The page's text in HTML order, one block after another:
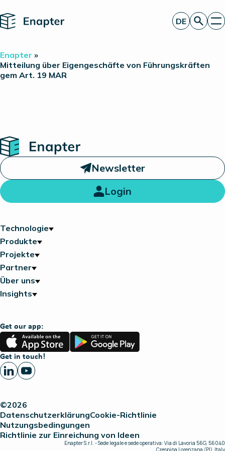
Home
Technologie
Produkte
DE
Enapter »
Mitteilung über Eigengeschäfte von Führungskräften
gem Art. 19 MAR
Home
Newsletter
Login
Technologie
Produkte
Projekte
Partner
Über uns
Insights
Get our app:
App
Store
Google
Play
Get in touch!
©2026
DatenschutzerklärungCookie-Richtlinie
Nutzungsbedingungen
Richtlinie zur Einreichung von Ideen
Enapter S.r.l. - Sede legale e sede operativa: Via di Lavoria 56G, 56040
Crespina Lorenzana (PI), Italy